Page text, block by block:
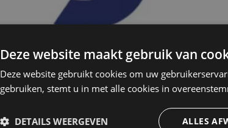
Deze website maakt gebruik van
Deze website gebruikt cookies om uw
gebruiken, stemt u in met alle cookies in
ALLES
DETAILS WEERGEVEN